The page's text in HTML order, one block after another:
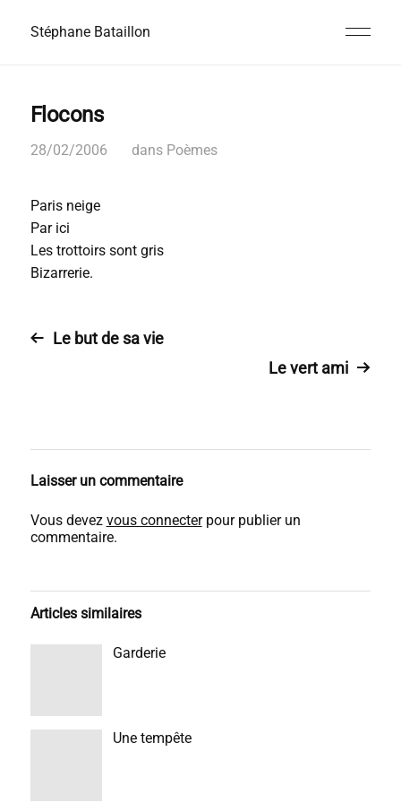
Stéphane Bataillon
Flocons
28/02/2006 dans Poèmes
Paris neige
Par ici
Les trottoirs sont gris
Bizarrerie.
Le but de sa vie
Le vert ami
Laisser un commentaire
Vous devez vous connecterpour publier un
commentaire.
Articles similaires
Garderie
Une tempête